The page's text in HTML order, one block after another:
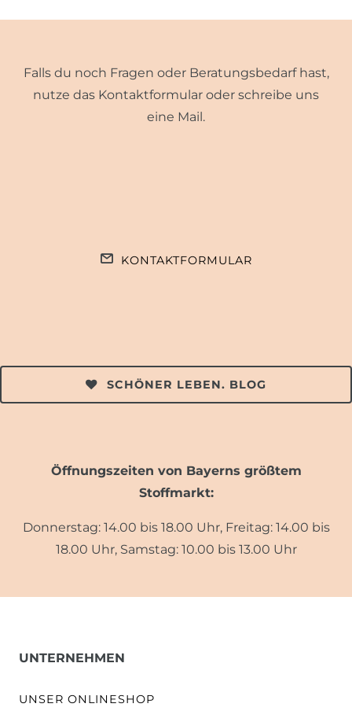
Falls du noch Fragen oder Beratungsbedarf hast,
nutze das Kontaktformular oder schreibe uns
eine Mail.
KONTAKTFORMULAR
SCHÖNER LEBEN. BLOG
Öffnungszeiten von Bayerns größtem
Stoffmarkt:
Donnerstag: 14.00 bis 18.00 Uhr, Freitag: 14.00 bis
18.00 Uhr, Samstag: 10.00 bis 13.00 Uhr
UNTERNEHMEN
UNSER ONLINESHOP